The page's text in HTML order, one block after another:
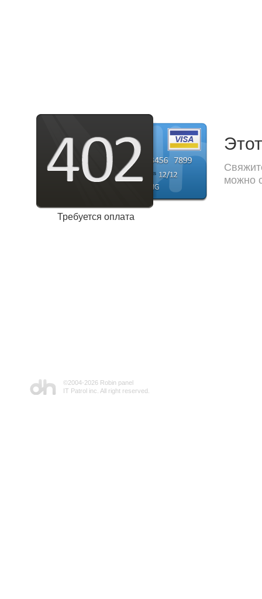
Требуется оплата
можно
©2004-2026 Robin panel
IT Patrol inc. All right reserved.